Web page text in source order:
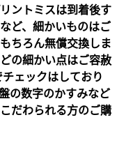
ントミスは到着後す
ど、細かいものはご
ちろん無償交換しま
の細かい点はご容赦
ェックはしており
の数字のかすみなど
だわられる方のご購